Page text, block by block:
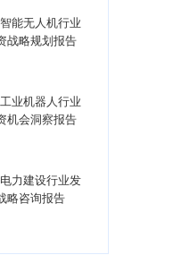
能无人机行业
战略规划报告
业机器人行业
机会洞察报告
力建设行业发
略咨询报告